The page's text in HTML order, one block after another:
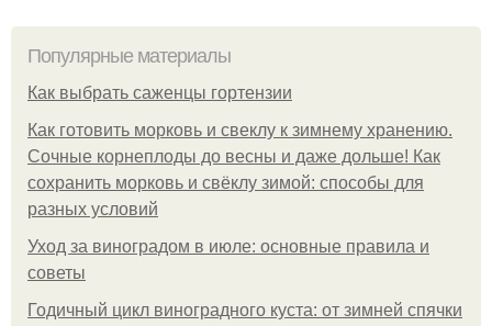
Популярные материалы
Как выбрать саженцы гортензии
Как готовить морковь и свеклу к зимнему хранению.
Сочные корнеплоды до весны и даже дольше! Как
сохранить морковь и свёклу зимой: способы для
разных условий
Уход за виноградом в июле: основные правила и
советы
Годичный цикл виноградного куста: от зимней спячки